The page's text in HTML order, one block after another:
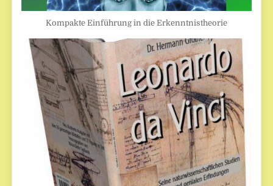
Kompakte Einführung in die Erkenntnistheorie